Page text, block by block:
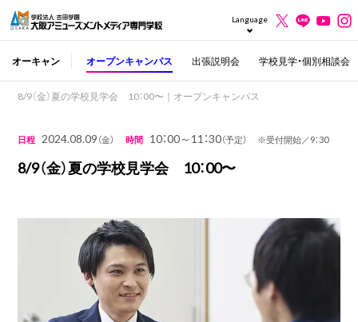
Language
オーキャン オープンキャンパス 出張説明会 学校見学・個別相談会
8/9（金）夏の学校見学会 10：00〜｜オープンキャンパス
日程 2024.08.09（金） 時間 10：00～11：30（予定） ※受付開始／9：30
8/9（金）夏の学校見学会 10：00〜